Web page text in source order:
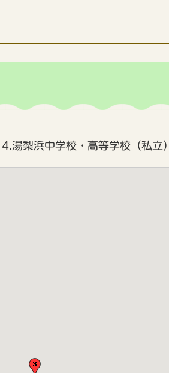
4.湯梨浜中学校・高等学校（私立）